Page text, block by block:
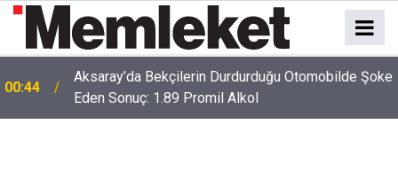
00:44
Aksaray’da Bekçilerin Durdurduğu Otomobilde Şoke
Eden Sonuç: 1.89 Promil Alkol